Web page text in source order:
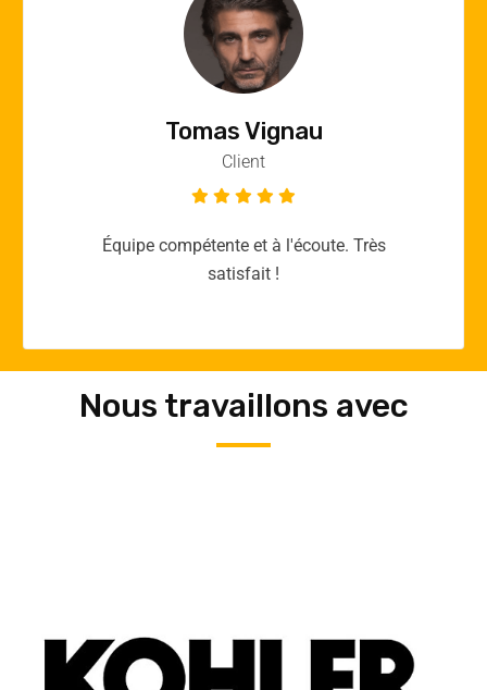
Vincent Quere
Client
Merci yellow365.work pour votre expertise!
Nous travaillons avec